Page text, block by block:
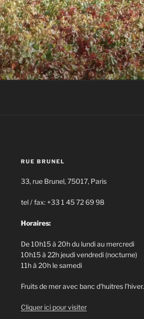
RUE BRUNEL
33, rue Brunel, 75017, Paris
tel / fax: +33 1 45 72 69 98
Horaires:
De 10h15 à 20h du lundi au mercredi
10h15 à 22h jeudi vendredi (nocturne)
11h à 20h le samedi
Fruits de mer avec banc d'huitres l'hiver.
Cliquer ici pour visiter